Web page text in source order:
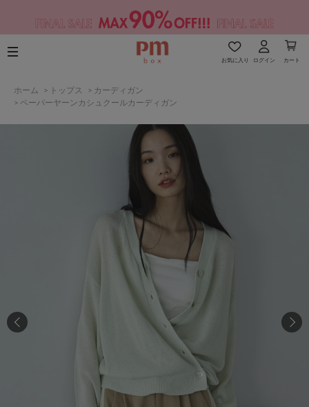
お気に入り ログイン カート
ホーム > トップス > カーディガン
> ペーパーヤーンカシュクールカーディガン